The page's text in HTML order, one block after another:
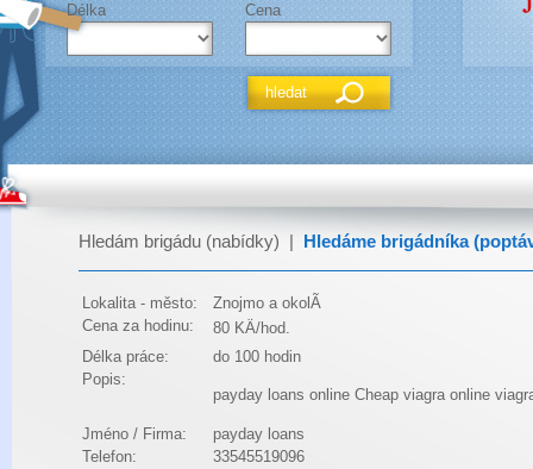
Délka Cena
Hledám brigádu (nabídky) Hledáme brigádníka
Lokalita - město:
Znojmo a okolÃ­
Cena za hodinu:
80 KÄ/hod.
Délka práce:
do 100 hodin
Popis:
payday loans online Cheap viagra online
Jméno / Firma:
payday loans
Telefon:
33545519096